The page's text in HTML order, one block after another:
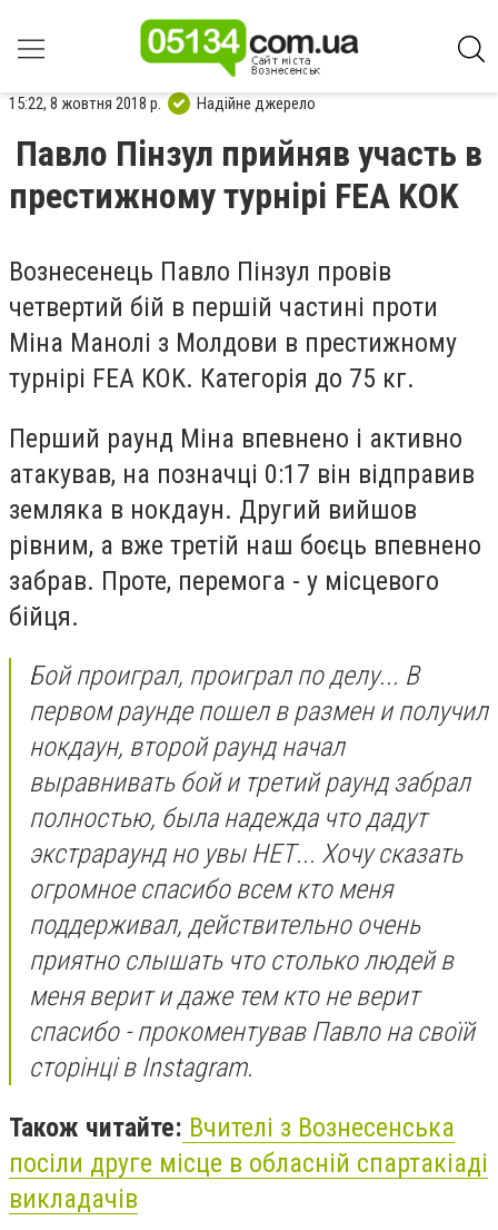
15:22, 8 жовтня 2018 р. Надійне джерело
Павло Пінзул прийняв участь в
престижному турнірі FEA KOK
Вознесенець Павло Пінзул провів
четвертий бій в першій частині проти
Міна Манолі з Молдови в престижному
турнірі FEA KOK. Категорія до 75 кг.
Перший раунд Міна впевнено і активно
атакував, на позначці 0:17 він відправив
земляка в нокдаун. Другий вийшов
рівним, а вже третій наш боєць впевнено
забрав. Проте, перемога - у місцевого
бійця.
Бой проиграл, проиграл по делу... В
первом раунде пошел в размен и получил
нокдаун, второй раунд начал
выравнивать бой и третий раунд забрал
полностью, была надежда что дадут
экстрараунд но увы НЕТ... Хочу сказать
огромное спасибо всем кто меня
поддерживал, действительно очень
приятно слышать что столько людей в
меня верит и даже тем кто не верит
спасибо - прокоментував Павло на своїй
сторінці в Instagram.
Також читайте: Вчителі з Вознесенська
посіли друге місце в обласній спартакіаді
викладачів